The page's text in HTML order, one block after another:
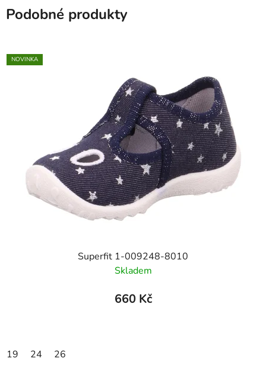
Podobné produkty
NOVINKA
Superfit 1-009248-8010
Skladem
660 Kč
19 24 26